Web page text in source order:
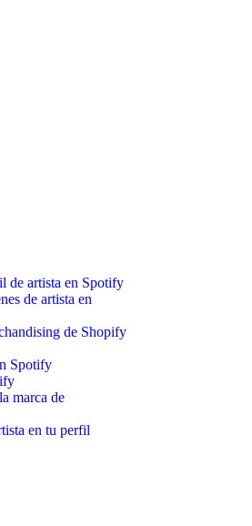
de artista en Spotify
de artista en
de Shopify
Spotify
marca de
en tu perfil